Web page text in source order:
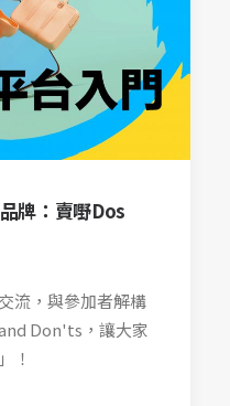
牌：賣嘢Dos
流，與參加者解構
Don'ts，讓大家
！